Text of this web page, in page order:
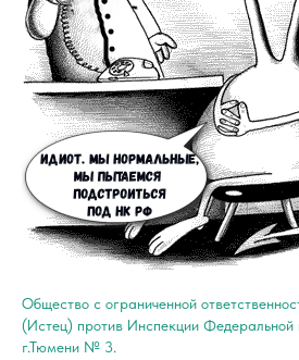
Общество с ограниченной
(Истец) против Инспекции Федеральной
г.Тюмени № 3.